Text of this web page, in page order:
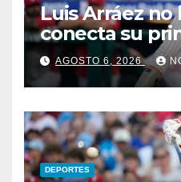
Luis Arráez
conecta su
los Filis
AGOSTO 6, 2026
DEPORTES